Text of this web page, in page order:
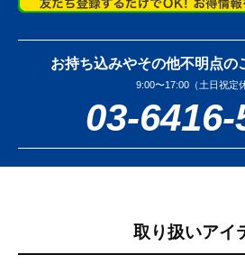
お持ち込みやその他不明点の
9:00〜17:00（土日祝定
03-6416-
取り扱いアイ